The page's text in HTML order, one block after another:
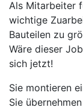
Als Mitarbeiter
wichtige
Bauteilen zu
Wäre dieser
sich jetzt!
Sie montieren
Sie